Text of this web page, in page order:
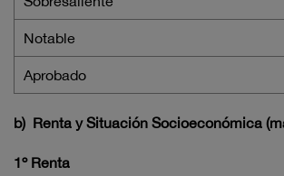
Notable
Aprobado
b) Renta y Situación Socioeconómica
1º Renta